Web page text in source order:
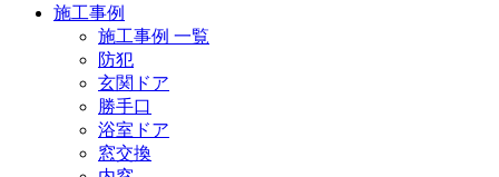
施工事例
施工事例 一覧
防犯
玄関ドア
勝手口
浴室ドア
窓交換